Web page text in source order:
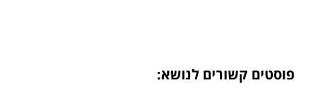
פוסטים קשורים לנושא: